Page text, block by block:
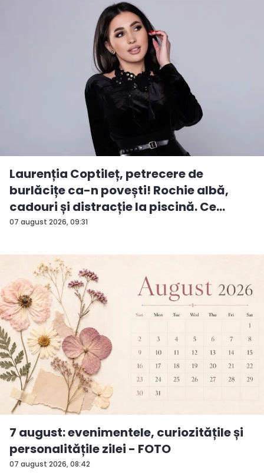
07 august 2026, 09:31
Laurenția Coptileț, petrecere de
burlăcițe ca-n povești! Rochie albă,
cadouri și distracție la piscină. Ce
surp...
07 august 2026, 08:42
7 august: evenimentele, curiozitățile și
personalitățile zilei - FOTO